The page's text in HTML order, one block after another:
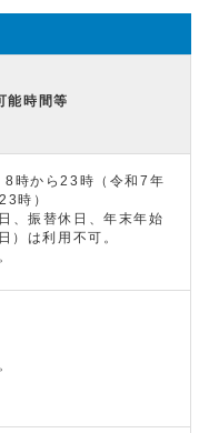
能時間等
時から23時（令和7年
時）
、振替休日、年末年始
）は利用不可。